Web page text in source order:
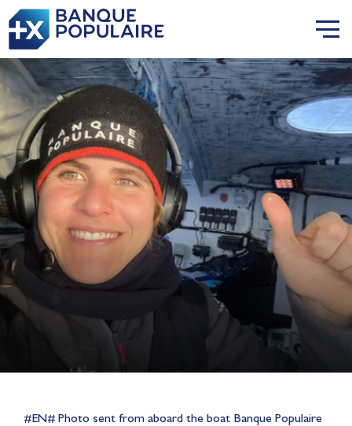
#EN# Photo sent from aboard the boat Banque Populaire